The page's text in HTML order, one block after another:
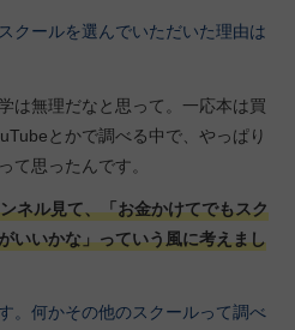
クールを選んでいただいた理由は
は無理だなと思って。一応本は買
とかで調べる中で、やっぱり
て思ったんです。
ネル見て、「お金かけてでもスク
いいかな」っていう風に考えまし
。何かその他のスクールって調べ